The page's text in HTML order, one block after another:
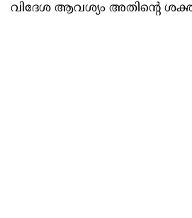
വിദേശ ആവശ്യം അതിന്റെ